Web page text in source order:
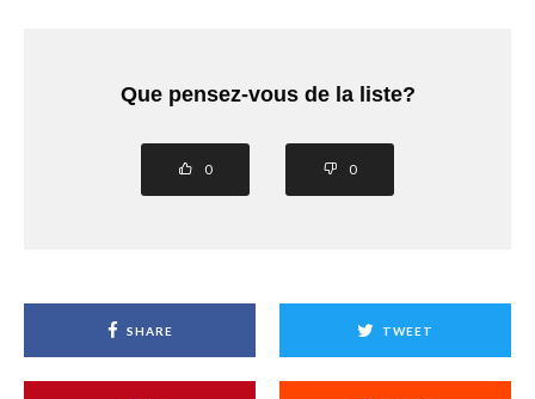
Que pensez-vous de la liste?
0 0
SHARE TWEET